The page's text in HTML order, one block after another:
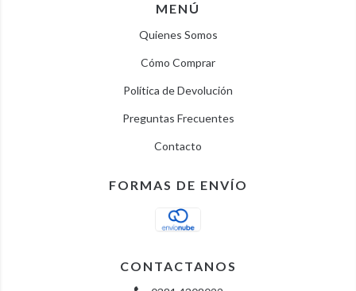
MENÚ
Quienes Somos
Cómo Comprar
Política de Devolución
Preguntas Frecuentes
Contacto
FORMAS DE ENVÍO
CONTACTANOS